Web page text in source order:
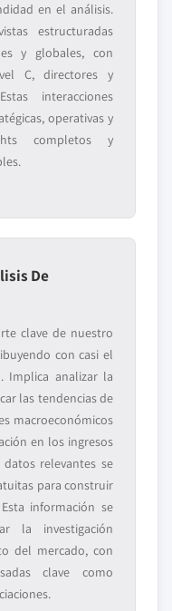
en el análisis.
estructuradas
y globales, con
C, directores y
interacciones
operativas y
completos y
De
clave de nuestro
con casi el
Implica analizar la
las tendencias de
macroeconómicos
en los ingresos
relevantes se
para construir
información se
la investigación
del mercado, con
clave como